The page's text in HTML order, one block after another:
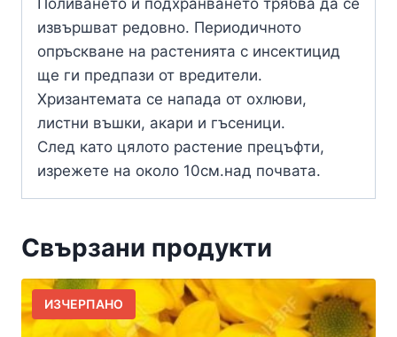
Поливането и подхранването трябва да се
извършват редовно. Периодичното
опръскване на растенията с инсектицид
ще ги предпази от вредители.
Хризантемата се напада от охлюви,
листни въшки, акари и гъсеници.
След като цялото растение прецъфти,
изрежете на около 10см.над почвата.
Свързани продукти
ИЗЧЕРПАНО